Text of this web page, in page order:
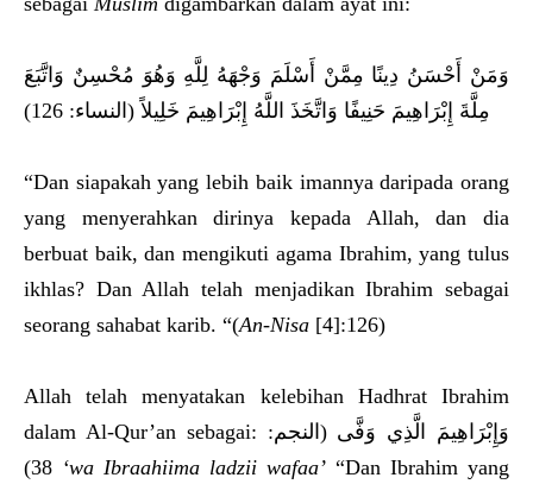
وَمَنْ أَحْسَنُ دِينًا مِمَّنْ أَسْلَمَ وَجْهَهُ لِلَّهِ وَهُوَ مُحْسِنٌ وَاتَّبَعَ
مِلَّةَ إِبْرَاهِيمَ حَنِيفًا وَاتَّخَذَ اللَّهُ إِبْرَاهِيمَ خَلِيلاً (النساء: 126)
“Dan siapakah yang lebih baik imannya daripada orang
yang menyerahkan dirinya kepada Allah, dan dia
berbuat baik, dan mengikuti agama Ibrahim, yang tulus
ikhlas? Dan Allah telah menjadikan Ibrahim sebagai
seorang sahabat karib. “(An-Nisa [4]:126)
Allah telah menyatakan kelebihan Hadhrat Ibrahim
dalam Al-Qur’an sebagai: وَإِبْرَاهِيمَ الَّذِي وَفَّى (النجم:
‘wa Ibraahiima ladzii wafaa’ “Dan Ibrahim yang